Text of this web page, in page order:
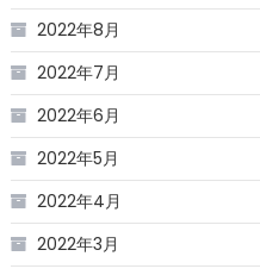
2022年8月
2022年7月
2022年6月
2022年5月
2022年4月
2022年3月